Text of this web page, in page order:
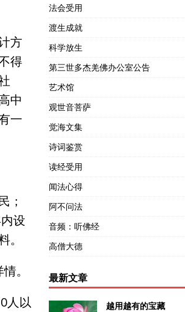
方
得
中
一
；
设
。
人以
法会受用
渡生成就
科学放生
第三世多杰羌佛办公室公告
艺术馆
观世音菩萨
觉海文集
诗词鉴赏
读经受用
闻法心得
阿不问法
音频：听佛经
高僧大德
最新文章
越用越有的宝藏